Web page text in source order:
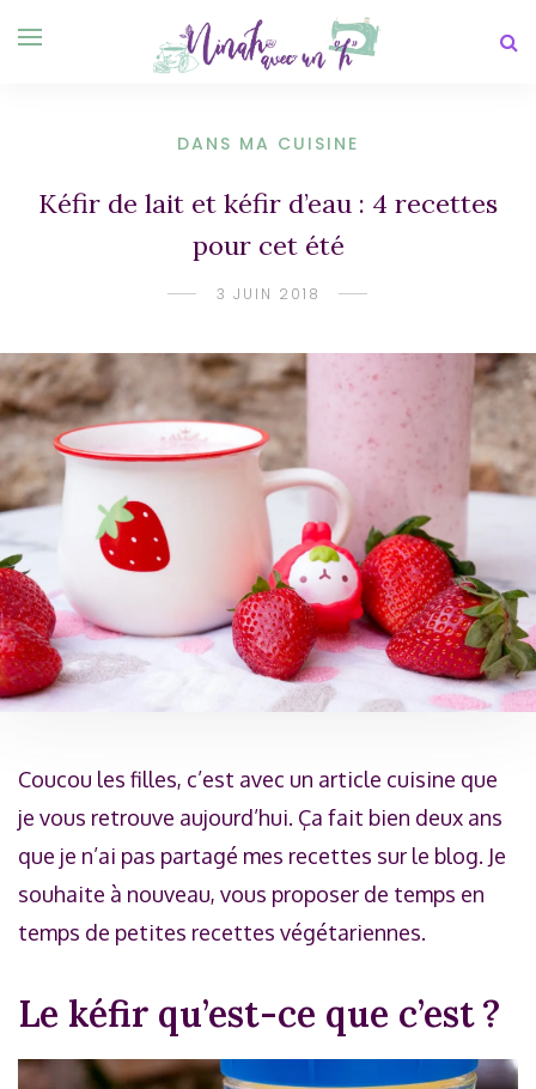
DANS MA CUISINE
Kéfir de lait et kéfir d’eau : 4 recettes
pour cet été
3 JUIN 2018
Coucou les filles, c’est avec un article cuisine que
je vous retrouve aujourd’hui. Ça fait bien deux ans
que je n’ai pas partagé mes recettes sur le blog. Je
souhaite à nouveau, vous proposer de temps en
temps de petites recettes végétariennes.
Le kéfir qu’est-ce que c’est ?